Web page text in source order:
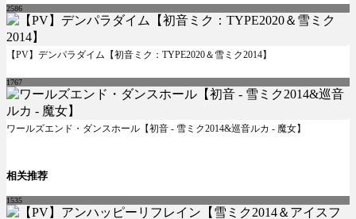
2586
【PV】デンパラダイム【初音ミク：TYPE2020＆雪ミク2014】
1767
ワールズエンド・ダンスホール【初音 - 雪ミク2014&巡音ルカ - 魔女】
相关推荐
1535